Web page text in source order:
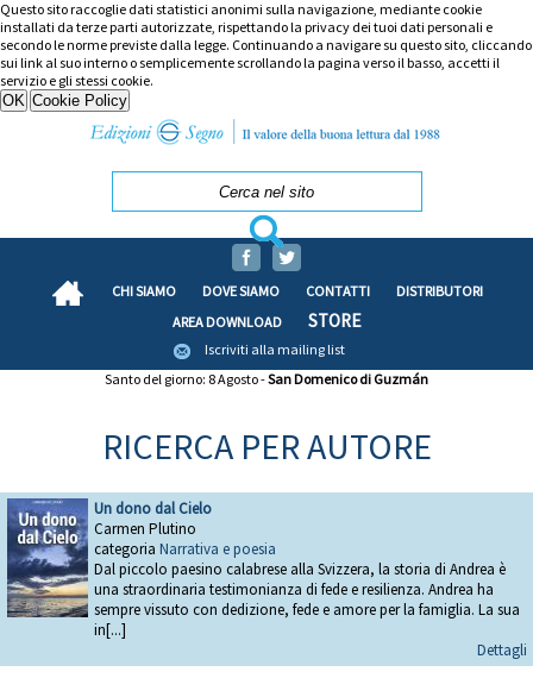
Questo sito raccoglie dati statistici anonimi sulla navigazione, mediante cookie
installati da terze parti autorizzate, rispettando la privacy dei tuoi dati personali e
secondo le norme previste dalla legge. Continuando a navigare su questo sito, cliccando
sui link al suo interno o semplicemente scrollando la pagina verso il basso, accetti il
servizio e gli stessi cookie.
CHI SIAMO DOVE SIAMO CONTATTI
DISTRIBUTORI
AREA DOWNLOAD
STORE
Iscriviti alla mailing list
Santo del giorno: 8 Agosto -San Domenico di Guzmán
RICERCA PER AUTORE
Un dono dal Cielo
Carmen Plutino
categoria Narrativa e poesia
Dal piccolo paesino calabrese alla Svizzera, la storia di Andrea è
una straordinaria testimonianza di fede e resilienza. Andrea ha
sempre vissuto con dedizione, fede e amore per la famiglia. La sua
in[...]
Dettagli